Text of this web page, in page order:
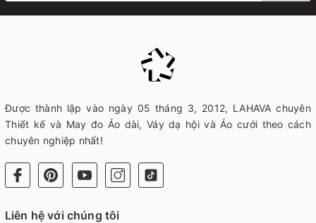
Được thành lập vào ngày 05 tháng 3, 2012, LAHAVA chuyên
Thiết kế và May đo Áo dài, Váy dạ hội và Áo cưới theo cách
chuyên nghiệp nhất!
Liên hệ với chúng tôi